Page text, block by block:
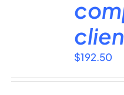
$192.50